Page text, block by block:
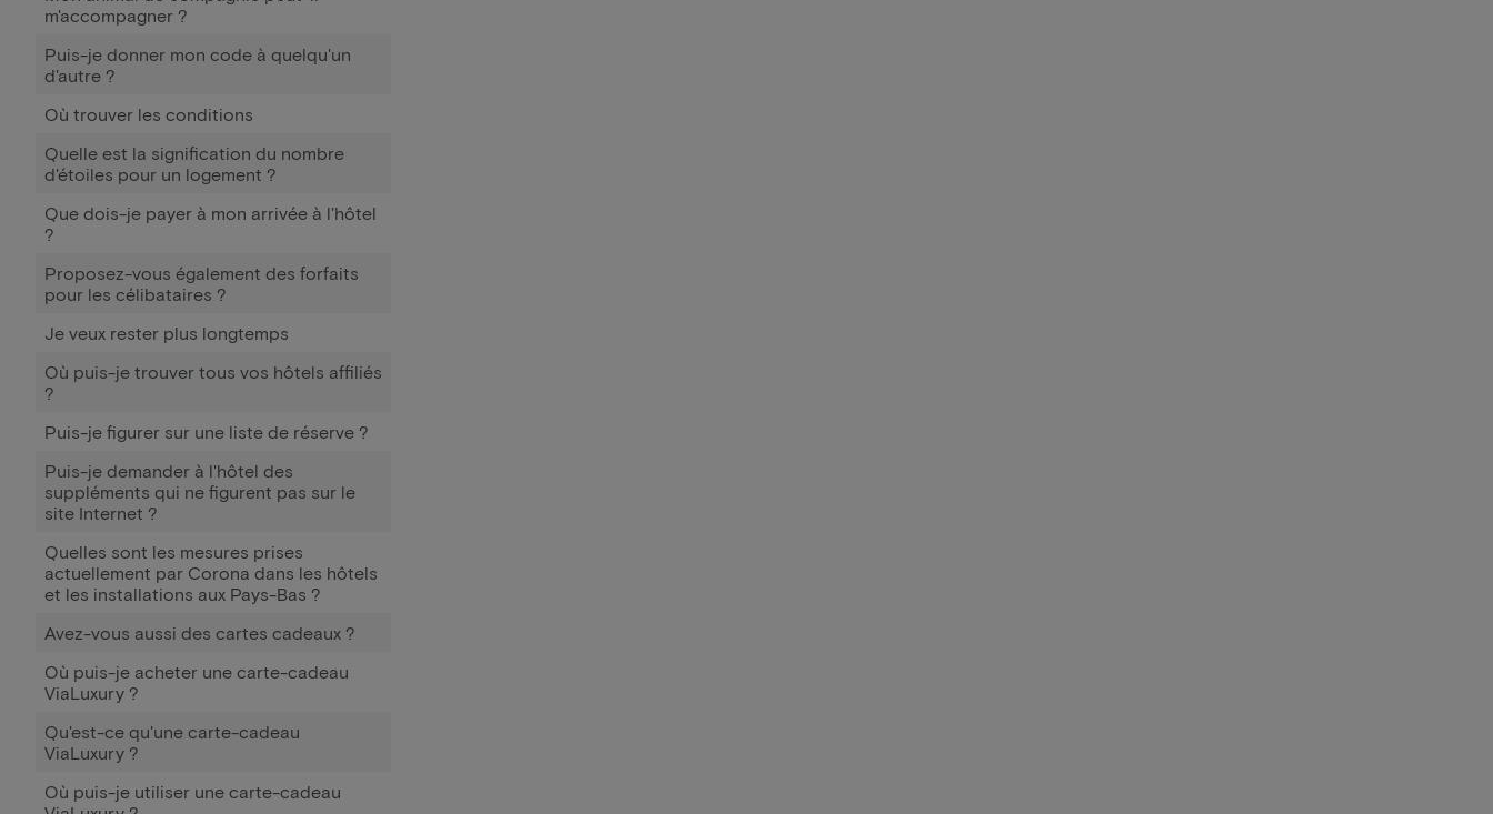
m'accompagner ?
Puis-je donner mon code à quelqu'un
d'autre ?
Où trouver les conditions
Quelle est la signification du nombre
d'étoiles pour un logement ?
Que dois-je payer à mon arrivée à l'hôtel
?
Proposez-vous également des forfaits
pour les célibataires ?
Je veux rester plus longtemps
Où puis-je trouver tous vos hôtels affiliés
?
Puis-je figurer sur une liste de réserve ?
Puis-je demander à l'hôtel des
suppléments qui ne figurent pas sur le
site Internet ?
Quelles sont les mesures prises
actuellement par Corona dans les hôtels
et les installations aux Pays-Bas ?
Avez-vous aussi des cartes cadeaux ?
Où puis-je acheter une carte-cadeau
ViaLuxury ?
Qu'est-ce qu'une carte-cadeau
ViaLuxury ?
Où puis-je utiliser une carte-cadeau